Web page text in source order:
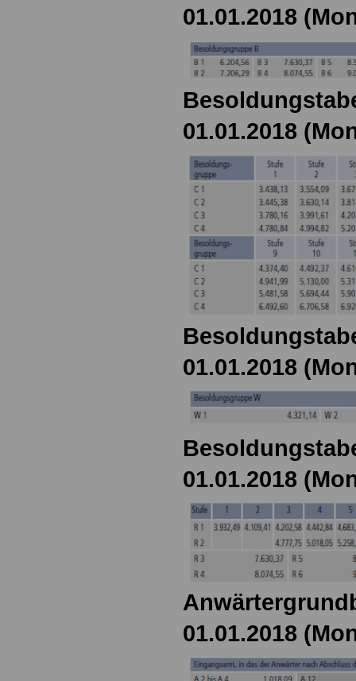
01.01.2018
01.01.2018
01.01.2018
01.01.2018
01.01.2018